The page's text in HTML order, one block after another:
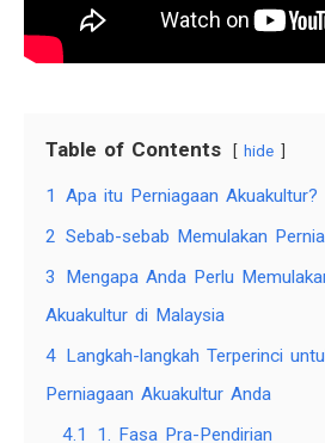
Table of Contents hide
1
Apa itu Perniagaan Akuakultur?
2 Sebab-sebab Memulakan
3
Mengapa Anda Perlu
Akuakultur di Malaysia
4
Langkah-langkah Terperinci
Perniagaan Akuakultur Anda
4.1
1. Fasa Pra-Pendirian